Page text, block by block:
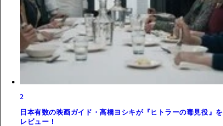
2
日本有数の映画ガイド・高橋ヨシキが『ヒトラーの毒見役』を
レビュー！